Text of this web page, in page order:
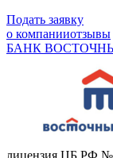
Подать заявку
о компанииотзывы
БАНК
лицензия ЦБ РФ